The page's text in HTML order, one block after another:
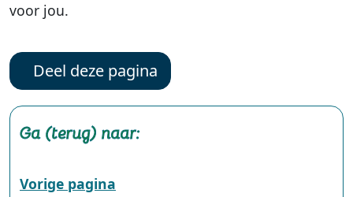
Ga (terug) naar:
Vorige pagina
voor jou.
Deel deze pagina